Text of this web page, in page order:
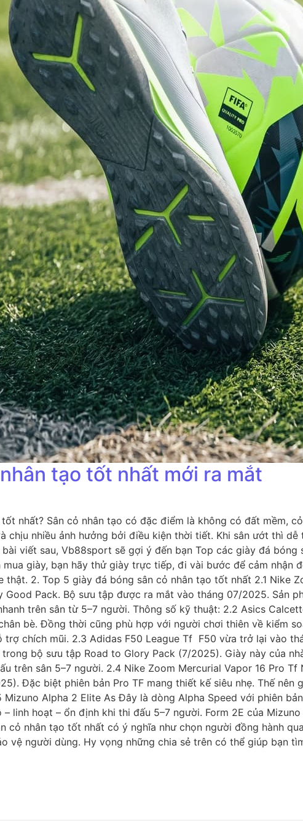
tạo tốt nhất mới ra mắt
nhất? Sân cỏ nhân tạo có đặc điểm là không có đất mềm,
chịu nhiều ảnh hưởng bởi điều kiện thời tiết. Khi sân ướt thì
viết sau, Vb88sport sẽ gợi ý đến bạn Top các giày đá
giày, bạn hãy thử giày trực tiếp, đi vài bước để cảm nhận
2. Top 5 giày đá bóng sân cỏ nhân tạo tốt nhất 2.1 Nike
Pack. Bộ sưu tập được ra mắt vào tháng 07/2025. Sản
trên sân từ 5–7 người. Thông số kỹ thuật: 2.2 Asics
bè. Đồng thời cũng phù hợp với người chơi thiên về kiểm
trợ chích mũi. 2.3 Adidas F50 League Tf F50 vừa trở lại vào
bộ sưu tập Road to Glory Pack (7/2025). Giày này của
trên sân 5–7 người. 2.4 Nike Zoom Mercurial Vapor 16 Pro
Đặc biệt phiên bản Pro TF mang thiết kế siêu nhẹ. Thế
Alpha 2 Elite As Đây là dòng Alpha Speed với phiên
linh hoạt – ổn định khi thi đấu 5–7 người. Form 2E của
cỏ nhân tạo tốt nhất có ý nghĩa như chọn người đồng hành
vệ người dùng. Hy vọng những chia sẻ trên có thể giúp bạn